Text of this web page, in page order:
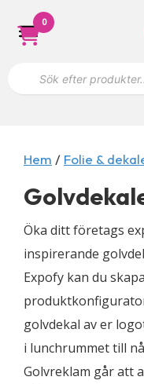
Hoppa
innehåll
0
Hem / Folie &
Öka ditt företags
inspirerande
Expofy kan du
golvdekal av er
i lunchrummet till
Golvreklam går att